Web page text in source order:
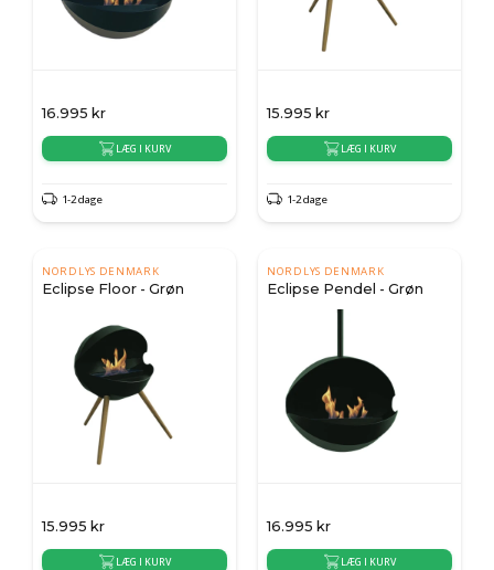
16.995 kr
LÆG I KURV
1-2 dage
15.995 kr
LÆG I KURV
1-2 dage
NORDLYS DENMARK
Eclipse Floor - Grøn
15.995 kr
LÆG I KURV
NORDLYS DENMARK
Eclipse Pendel - Grøn
16.995 kr
LÆG I KURV